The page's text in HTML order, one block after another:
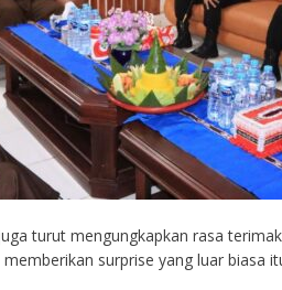
turut mengungkapkan rasa
surprise yang luar biasa